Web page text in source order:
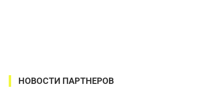
НОВОСТИ ПАРТНЕРОВ